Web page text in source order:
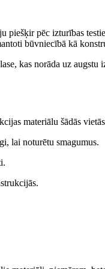
pēc izturības
būvniecībā kā
kas norāda uz
materiālu šādās
lai noturētu smagumus.